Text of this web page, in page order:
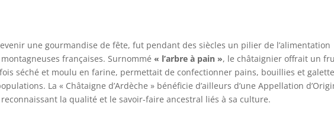
une gourmandise de fête, fut pendant des siècles un pilier de l’alimentation
françaises. Surnommé « l’arbre à pain », le châtaignier offrait un
séché et moulu en farine, permettait de confectionner pains, bouillies et
La « Châtaigne d’Ardèche » bénéficie d’ailleurs d’une Appellation
reconnaissant la qualité et le savoir-faire ancestral liés à sa culture.